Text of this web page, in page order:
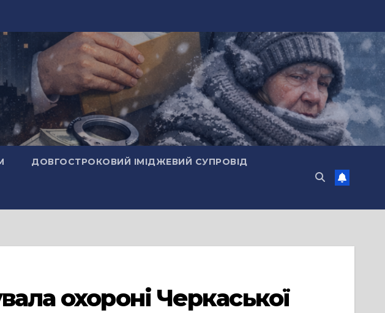
ДОВГОСТРОКОВИЙ ІМІДЖЕВИЙ СУПРОВІД
охороні Черкаської